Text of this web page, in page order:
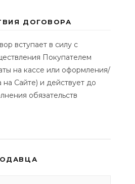
ДОГОВОРА
вступает в силу с
Покупателем
на кассе или оформления/
на Сайте) и действует до
обязательств